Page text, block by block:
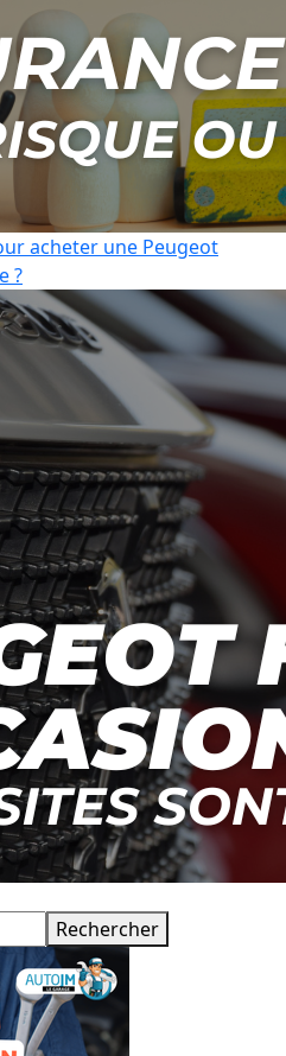
acheter une Peugeot
?
Rechercher